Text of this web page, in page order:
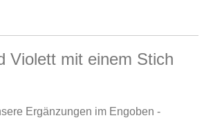
Violett mit einem Stich
Ergänzungen im Engoben -